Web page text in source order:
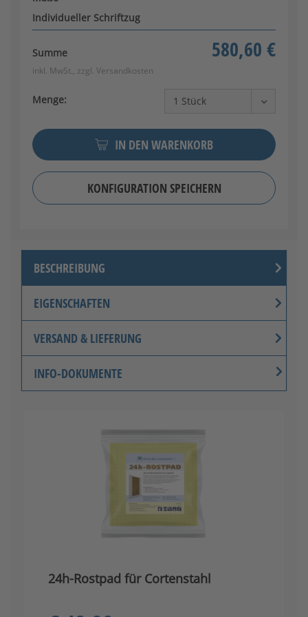
Individueller Schriftzug
Summe 580,60 €
inkl. MwSt., zzgl. Versandkosten
Menge:
IN DEN WARENKORB
KONFIGURATION SPEICHERN
BESCHREIBUNG
EIGENSCHAFTEN
VERSAND & LIEFERUNG
INFO-DOKUMENTE
24h-Rostpad für Cortenstahl